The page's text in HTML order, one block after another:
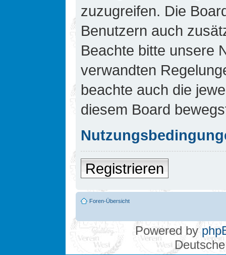
zuzugreifen. Die
Benutzern auch
Beachte bitte unsere
verwandten
beachte auch die
diesem Board
Registrieren
Foren-Übersicht
Powered by